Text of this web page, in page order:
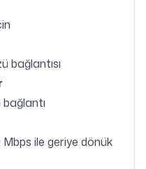
bağlantısı
Mbps ile geriye dönük